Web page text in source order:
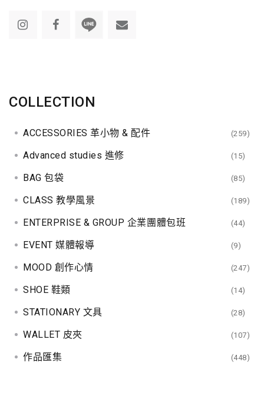
COLLECTION
ACCESSORIES 革小物 & 配件 (259)
Advanced studies 進修 (15)
BAG 包袋 (85)
CLASS 教學風景 (189)
ENTERPRISE & GROUP 企業團體包班 (44)
EVENT 媒體報導 (9)
MOOD 創作心情 (247)
SHOE 鞋類 (14)
STATIONARY 文具 (28)
WALLET 皮夾 (107)
作品匯集 (448)